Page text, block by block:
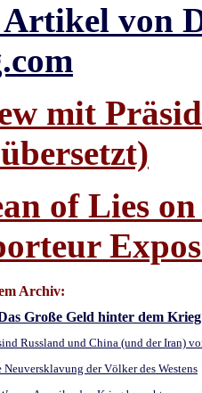
von
mit
of Lies
Archiv:
Große Geld hinter dem
Russland und China (und der Iran)
der Völker des Westens